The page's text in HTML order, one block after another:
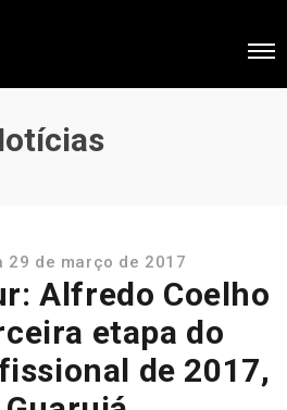
de março de 2017
Alfredo Coelho
etapa do
de 2017,